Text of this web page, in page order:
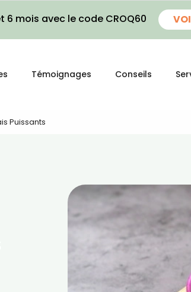
6 mois avec le code CROQ60
Témoignages Conseils
Puissants